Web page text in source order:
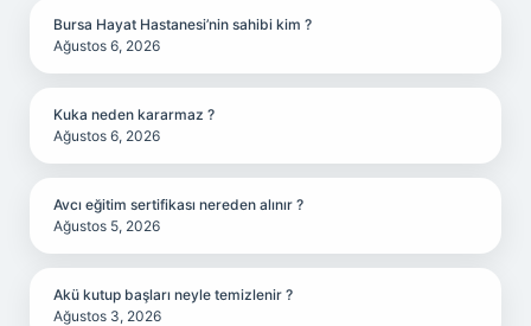
Bursa Hayat Hastanesi’nin sahibi kim ?
Ağustos 6, 2026
Kuka neden kararmaz ?
Ağustos 6, 2026
Avcı eğitim sertifikası nereden alınır ?
Ağustos 5, 2026
Akü kutup başları neyle temizlenir ?
Ağustos 3, 2026